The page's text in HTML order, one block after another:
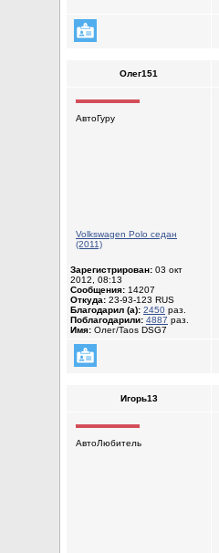
Олег151
АвтоГуру
Volkswagen Polo седан
(2011)
Зарегистрирован: 03 окт
2012, 08:13
Сообщения: 14207
Откуда: 23-93-123 RUS
Благодарил (а): 2450 раз.
Поблагодарили: 4887 раз.
Имя: Олег/Taos DSG7
Игорь13
АвтоЛюбитель